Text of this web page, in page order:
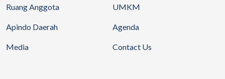
Ruang Anggota
Apindo Daerah
Media
UMKM
Agenda
Contact Us